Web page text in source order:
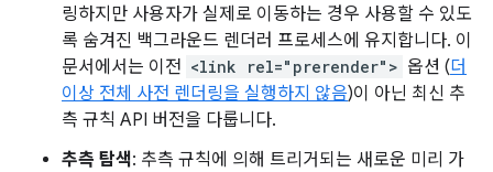
링하지만 사용자가 실제로 이동하는 경우 사용할 수 있도
록 숨겨진 백그라운드 렌더러 프로세스에 유지합니다. 이
문서에서는 이전 <link rel="prerender"> 옵션 (더
이상 전체 사전 렌더링을 실행하지 않음)이 아닌 최신 추
측 규칙 API 버전을 다룹니다.
추측 탐색: 추측 규칙에 의해 트리거되는 새로운 미리 가